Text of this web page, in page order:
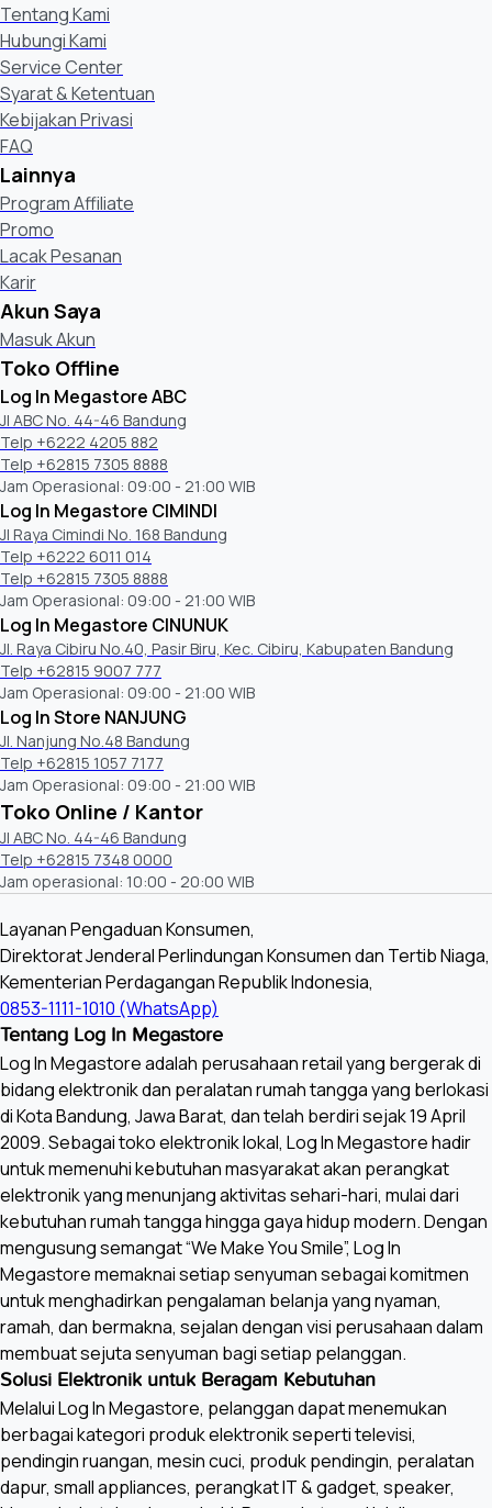
Tentang Kami
Hubungi Kami
Service Center
Syarat & Ketentuan
Kebijakan Privasi
FAQ
Lainnya
Program Affiliate
Promo
Lacak Pesanan
Karir
Akun Saya
Masuk Akun
Toko Offline
Log In Megastore ABC
Jl ABC No. 44-46 Bandung
Telp +6222 4205 882
Telp +62815 7305 8888
Jam Operasional: 09:00 - 21:00 WIB
Log In Megastore CIMINDI
Jl Raya Cimindi No. 168 Bandung
Telp +6222 6011 014
Telp +62815 7305 8888
Jam Operasional: 09:00 - 21:00 WIB
Log In Megastore CINUNUK
Jl. Raya Cibiru No.40, Pasir Biru, Kec. Cibiru, Kabupaten Bandung
Telp +62815 9007 777
Jam Operasional: 09:00 - 21:00 WIB
Log In Store NANJUNG
Jl. Nanjung No.48 Bandung
Telp +62815 1057 7177
Jam Operasional: 09:00 - 21:00 WIB
Toko Online / Kantor
Jl ABC No. 44-46 Bandung
Telp +62815 7348 0000
Jam operasional: 10:00 - 20:00 WIB
Layanan Pengaduan Konsumen,
Direktorat Jenderal Perlindungan Konsumen dan Tertib Niaga,
Kementerian Perdagangan Republik Indonesia,
0853-1111-1010 (WhatsApp)
Tentang Log In Megastore
Log In Megastore adalah perusahaan retail yang bergerak di
bidang elektronik dan peralatan rumah tangga yang berlokasi
di Kota Bandung, Jawa Barat, dan telah berdiri sejak 19 April
2009. Sebagai toko elektronik lokal, Log In Megastore hadir
untuk memenuhi kebutuhan masyarakat akan perangkat
elektronik yang menunjang aktivitas sehari-hari, mulai dari
kebutuhan rumah tangga hingga gaya hidup modern. Dengan
mengusung semangat “We Make You Smile”, Log In
Megastore memaknai setiap senyuman sebagai komitmen
untuk menghadirkan pengalaman belanja yang nyaman,
ramah, dan bermakna, sejalan dengan visi perusahaan dalam
membuat sejuta senyuman bagi setiap pelanggan.
Solusi Elektronik untuk Beragam Kebutuhan
Melalui Log In Megastore, pelanggan dapat menemukan
berbagai kategori produk elektronik seperti televisi,
pendingin ruangan, mesin cuci, produk pendingin, peralatan
dapur, small appliances, perangkat IT & gadget, speaker,